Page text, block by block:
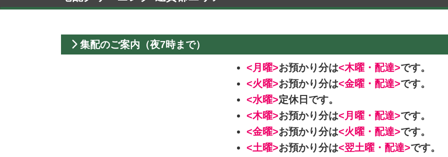
集配のご案内（夜7時まで）
<月曜>お預かり分は<木曜・配達>です。
<火曜>お預かり分は<金曜・配達>です。
<水曜>定休日です。
<木曜>お預かり分は<月曜・配達>です。
<金曜>お預かり分は<火曜・配達>です。
<土曜>お預かり分は<翌土曜・配達>です。